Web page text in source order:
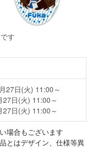
す
27日(火) 11:00～
27日(火) 11:00～
27日(火) 11:00～
場合もございます
とはデザイン、仕様等異